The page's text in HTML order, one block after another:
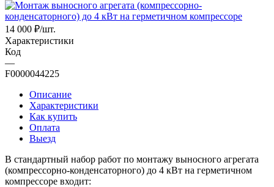
14 000 ₽/шт.
Характеристики
Код
—
F0000044225
Описание
Характеристики
Как купить
Оплата
Выезд
В стандартный набор работ по монтажу выносного агрегата
(компрессорно-конденсаторного) до 4 кВт на герметичном
компрессоре входит: